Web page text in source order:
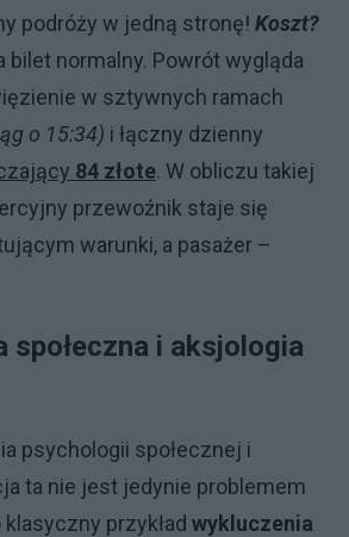
podróży w jedną stronę! Koszt?
bilet normalny. Powrót wygląda
w sztywnych ramach
o 15:34) i łączny dzienny
84 złote. W obliczu takiej
przewoźnik staje się
warunki, a pasażer –
społeczna i aksjologia
psychologii społecznej i
ta nie jest jedynie problemem
przykład wykluczenia